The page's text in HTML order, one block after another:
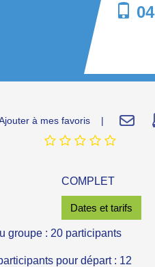
à mes favoris |
COMPLET
Dates et tarifs
groupe : 20 participants
pour départ : 12